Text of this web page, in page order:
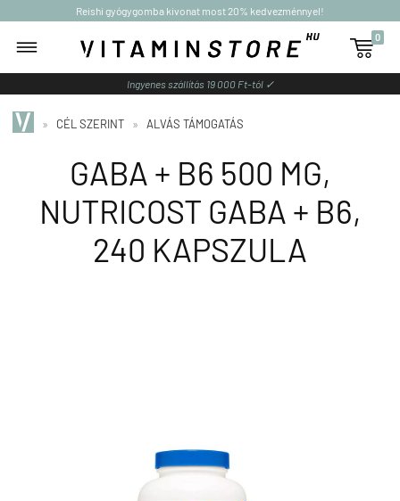
Reishi gyógygomba kivonat most 20% kedvezménnyel!

0
Ingyenes szállítás 19 000 Ft-tól ✓
» CÉL SZERINT » ALVÁS TÁMOGATÁS
GABA + B6 500 MG,
NUTRICOST GABA + B6,
240 KAPSZULA